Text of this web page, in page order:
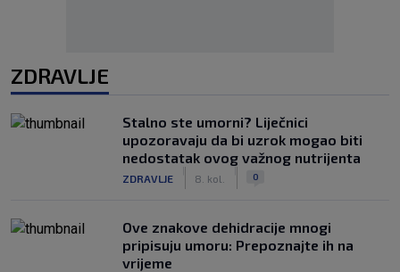
ZDRAVLJE
Stalno ste umorni? Liječnici
upozoravaju da bi uzrok mogao biti
nedostatak ovog važnog nutrijenta
ZDRAVLJE 8. kol. 0
Ove znakove dehidracije mnogi
pripisuju umoru: Prepoznajte ih na
vrijeme